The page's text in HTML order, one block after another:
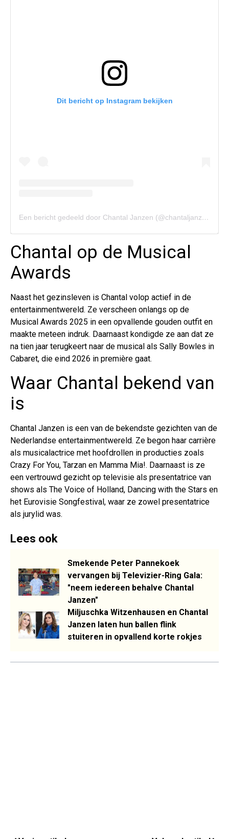
Dit bericht op Instagram bekijken
Een bericht gedeeld door Chantal Janzen (@chantaljanzen.official)
Chantal op de Musical
Awards
Naast het gezinsleven is Chantal volop actief in de
entertainmentwereld. Ze verscheen onlangs op de
Musical Awards 2025 in een opvallende gouden outfit en
maakte meteen indruk. Daarnaast kondigde ze aan dat ze
na tien jaar terugkeert naar de musical als Sally Bowles in
Cabaret, die eind 2026 in première gaat.
Waar Chantal bekend van
is
Chantal Janzen is een van de bekendste gezichten van de
Nederlandse entertainmentwereld. Ze begon haar carrière
als musicalactrice met hoofdrollen in producties zoals
Crazy For You, Tarzan en Mamma Mia!. Daarnaast is ze
een vertrouwd gezicht op televisie als presentatrice van
shows als The Voice of Holland, Dancing with the Stars en
het Eurovisie Songfestival, waar ze zowel presentatrice
als jurylid was.
Lees ook
Smekende Peter Pannekoek
vervangen bij Televizier-Ring Gala:
"neem iedereen behalve Chantal
Janzen"
Miljuschka Witzenhausen en Chantal
Janzen laten hun ballen flink
stuiteren in opvallend korte rokjes